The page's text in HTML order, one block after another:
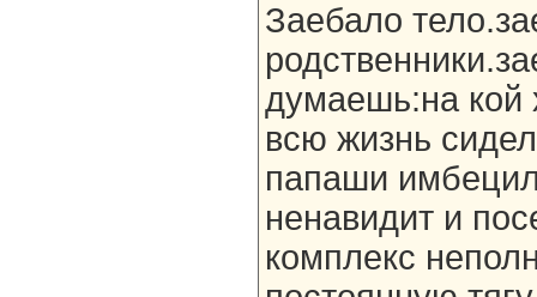
Заебало
думаешь:на кой
всю жизнь
папаши
ненавидит и
комплекс